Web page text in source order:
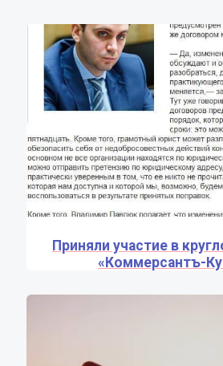
Приняли участие в
«Коммерсантъ-